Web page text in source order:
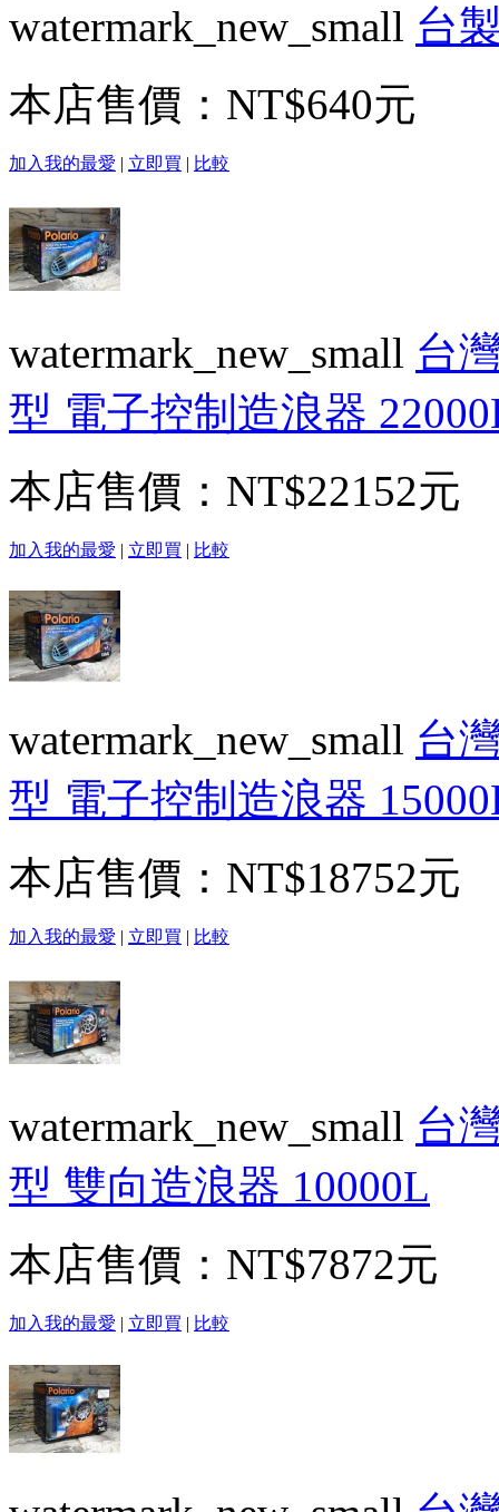
watermark_new_small 台
本店售價： NT$640元
加入我的最愛 | 立即買 | 比較
watermark_new_small 台
型 電子控制造浪器
本店售價： NT$22152元
加入我的最愛 | 立即買 | 比較
watermark_new_small 台
型 電子控制造浪器
本店售價： NT$18752元
加入我的最愛 | 立即買 | 比較
watermark_new_small 台
型 雙向造浪器 10000L
本店售價： NT$7872元
加入我的最愛 | 立即買 | 比較